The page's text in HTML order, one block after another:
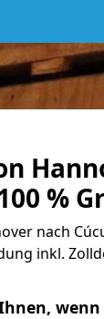
%
nach
inkl.